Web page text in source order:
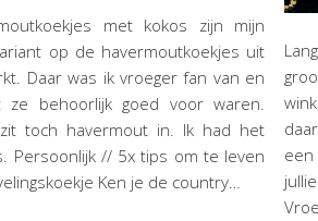
met kokos zijn mijn
op de havermoutkoekjes uit
Daar was ik vroeger fan van en
behoorlijk goed voor waren.
toch havermout in. Ik had het
Persoonlijk // 5x tips om te leven
Ken je de country…